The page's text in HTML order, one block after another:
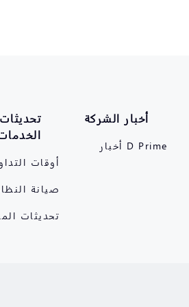
أخبار الشركة
D Prime أخبار
تحديثات
أوقات
صيانة
تحديثات